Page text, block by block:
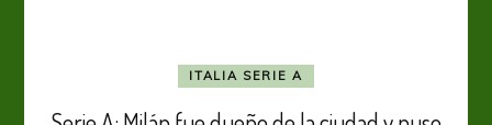
ITALIA SERIE A